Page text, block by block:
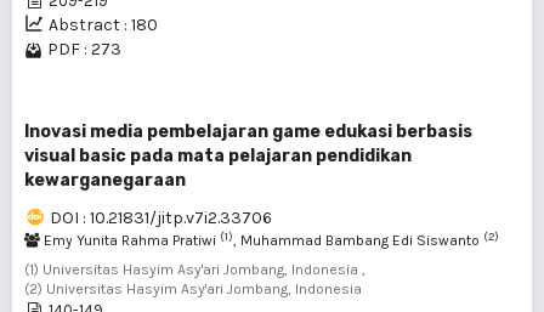
Abstract : 180
PDF : 273
Inovasi media pembelajaran game edukasi berbasis
visual basic pada mata pelajaran pendidikan
kewarganegaraan
DOI : 10.21831/jitp.v7i2.33706
Emy Yunita Rahma Pratiwi (1), Muhammad Bambang Edi Siswanto (2)
(1) Universitas Hasyim Asy'ari Jombang, Indonesia ,
(2) Universitas Hasyim Asy'ari Jombang, Indonesia